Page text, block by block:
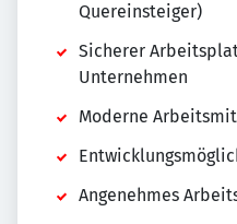
Quereinsteiger)
Sicherer
Unternehmen
Moderne
Angenehmes